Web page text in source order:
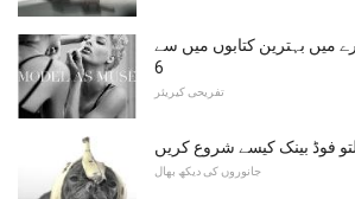
میں بہترین کتابوں میں سے
6
تفریحی کیریئر
فوڈ بینک کیسے شروع کریں
جانوروں کی دیکھ بھال